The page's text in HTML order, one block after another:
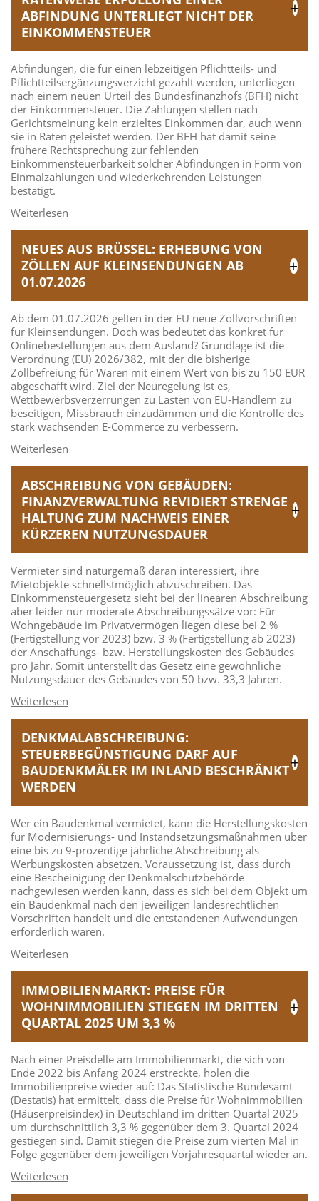
ABFINDUNG UNTERLIEGT NICHT DER
EINKOMMENSTEUER
Abfindungen, die für einen lebzeitigen Pflichtteils- und
Pflichtteilsergänzungsverzicht gezahlt werden, unterliegen
nach einem neuen Urteil des Bundesfinanzhofs (BFH) nicht
der Einkommensteuer. Die Zahlungen stellen nach
Gerichtsmeinung kein erzieltes Einkommen dar, auch wenn
sie in Raten geleistet werden. Der BFH hat damit seine
frühere Rechtsprechung zur fehlenden
Einkommensteuerbarkeit solcher Abfindungen in Form von
Einmalzahlungen und wiederkehrenden Leistungen
bestätigt.
NEUES AUS BRÜSSEL: ERHEBUNG VON
ZÖLLEN AUF KLEINSENDUNGEN AB
01.07.2026
Ab dem 01.07.2026 gelten in der EU neue Zollvorschriften
für Kleinsendungen. Doch was bedeutet das konkret für
Onlinebestellungen aus dem Ausland? Grundlage ist die
Verordnung (EU) 2026/382, mit der die bisherige
Zollbefreiung für Waren mit einem Wert von bis zu 150 EUR
abgeschafft wird. Ziel der Neuregelung ist es,
Wettbewerbsverzerrungen zu Lasten von EU-Händlern zu
beseitigen, Missbrauch einzudämmen und die Kontrolle des
stark wachsenden E-Commerce zu verbessern.
ABSCHREIBUNG VON GEBÄUDEN:
FINANZVERWALTUNG REVIDIERT STRENGE
HALTUNG ZUM NACHWEIS EINER
KÜRZEREN NUTZUNGSDAUER
Vermieter sind naturgemäß daran interessiert, ihre
Mietobjekte schnellstmöglich abzuschreiben. Das
Einkommensteuergesetz sieht bei der linearen Abschreibung
aber leider nur moderate Abschreibungssätze vor: Für
Wohngebäude im Privatvermögen liegen diese bei 2 %
(Fertigstellung vor 2023) bzw. 3 % (Fertigstellung ab 2023)
der Anschaffungs- bzw. Herstellungskosten des Gebäudes
pro Jahr. Somit unterstellt das Gesetz eine gewöhnliche
Nutzungsdauer des Gebäudes von 50 bzw. 33,3 Jahren.
DENKMALABSCHREIBUNG:
STEUERBEGÜNSTIGUNG DARF AUF
BAUDENKMÄLER IM INLAND BESCHRÄNKT
WERDEN
Wer ein Baudenkmal vermietet, kann die Herstellungskosten
für Modernisierungs- und Instandsetzungsmaßnahmen über
eine bis zu 9-prozentige jährliche Abschreibung als
Werbungskosten absetzen. Voraussetzung ist, dass durch
eine Bescheinigung der Denkmalschutzbehörde
nachgewiesen werden kann, dass es sich bei dem Objekt um
ein Baudenkmal nach den jeweiligen landesrechtlichen
Vorschriften handelt und die entstandenen Aufwendungen
erforderlich waren.
IMMOBILIENMARKT: PREISE FÜR
WOHNIMMOBILIEN STIEGEN IM DRITTEN
QUARTAL 2025 UM 3,3 %
Nach einer Preisdelle am Immobilienmarkt, die sich von
Ende 2022 bis Anfang 2024 erstreckte, holen die
Immobilienpreise wieder auf: Das Statistische Bundesamt
(Destatis) hat ermittelt, dass die Preise für Wohnimmobilien
(Häuserpreisindex) in Deutschland im dritten Quartal 2025
um durchschnittlich 3,3 % gegenüber dem 3. Quartal 2024
gestiegen sind. Damit stiegen die Preise zum vierten Mal in
Folge gegenüber dem jeweiligen Vorjahresquartal wieder an.